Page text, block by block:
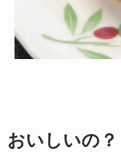
おいしいの？